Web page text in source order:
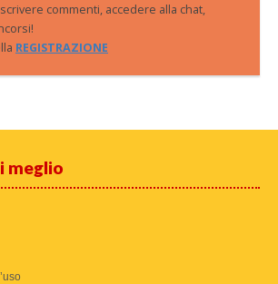
commenti, accedere alla chat,
REGISTRAZIONE
meglio